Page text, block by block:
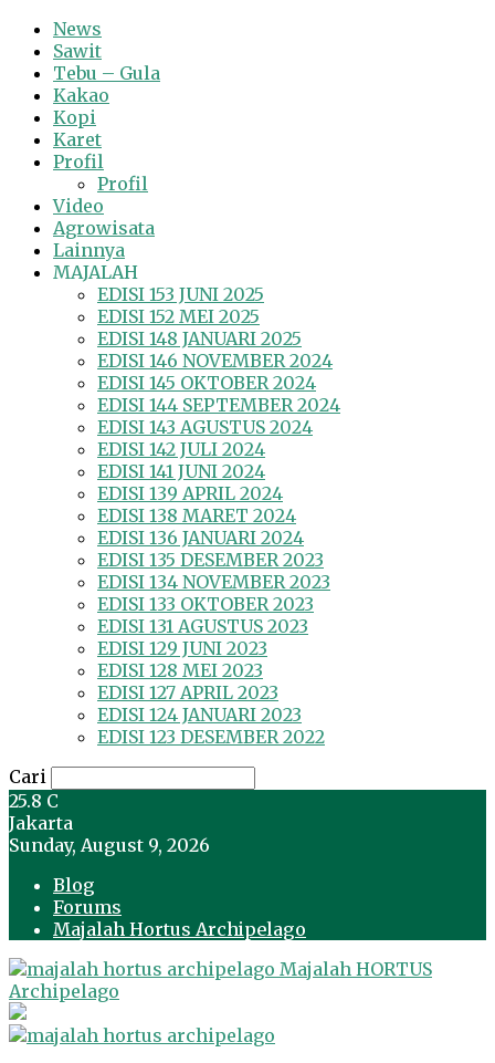
News
Sawit
Tebu – Gula
Kakao
Kopi
Karet
Profil
Profil
Video
Agrowisata
Lainnya
MAJALAH
EDISI 153 JUNI 2025
EDISI 152 MEI 2025
EDISI 148 JANUARI 2025
EDISI 146 NOVEMBER 2024
EDISI 145 OKTOBER 2024
EDISI 144 SEPTEMBER 2024
EDISI 143 AGUSTUS 2024
EDISI 142 JULI 2024
EDISI 141 JUNI 2024
EDISI 139 APRIL 2024
EDISI 138 MARET 2024
EDISI 136 JANUARI 2024
EDISI 135 DESEMBER 2023
EDISI 134 NOVEMBER 2023
EDISI 133 OKTOBER 2023
EDISI 131 AGUSTUS 2023
EDISI 129 JUNI 2023
EDISI 128 MEI 2023
EDISI 127 APRIL 2023
EDISI 124 JANUARI 2023
EDISI 123 DESEMBER 2022
Cari
25.8 C
Jakarta
Sunday, August 9, 2026
Blog
Forums
Majalah Hortus Archipelago
Majalah HORTUS
Archipelago